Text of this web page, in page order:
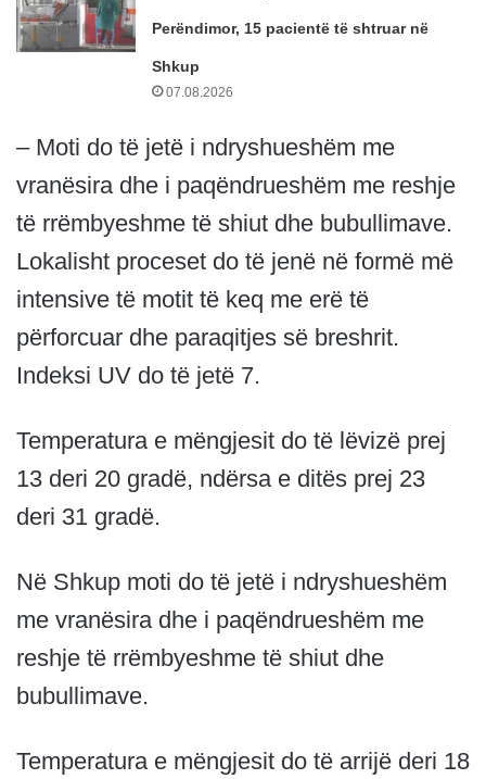
Perëndimor, 15 pacientë të shtruar në
Shkup
07.08.2026
– Moti do të jetë i ndryshueshëm me
vranësira dhe i paqëndrueshëm me reshje
të rrëmbyeshme të shiut dhe bubullimave.
Lokalisht proceset do të jenë në formë më
intensive të motit të keq me erë të
përforcuar dhe paraqitjes së breshrit.
Indeksi UV do të jetë 7.
Temperatura e mëngjesit do të lëvizë prej
13 deri 20 gradë, ndërsa e ditës prej 23
deri 31 gradë.
Në Shkup moti do të jetë i ndryshueshëm
me vranësira dhe i paqëndrueshëm me
reshje të rrëmbyeshme të shiut dhe
bubullimave.
Temperatura e mëngjesit do të arrijë deri 18